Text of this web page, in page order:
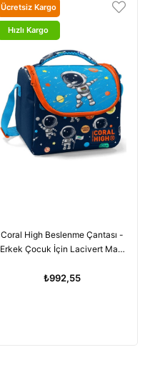
Coral High Beslenme Çantası -
Erkek Çocuk İçin Lacivert Mavi
₺992,55
Ücretsiz Kargo
Hızlı Kargo